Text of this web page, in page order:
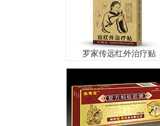
罗家传远红外治疗贴